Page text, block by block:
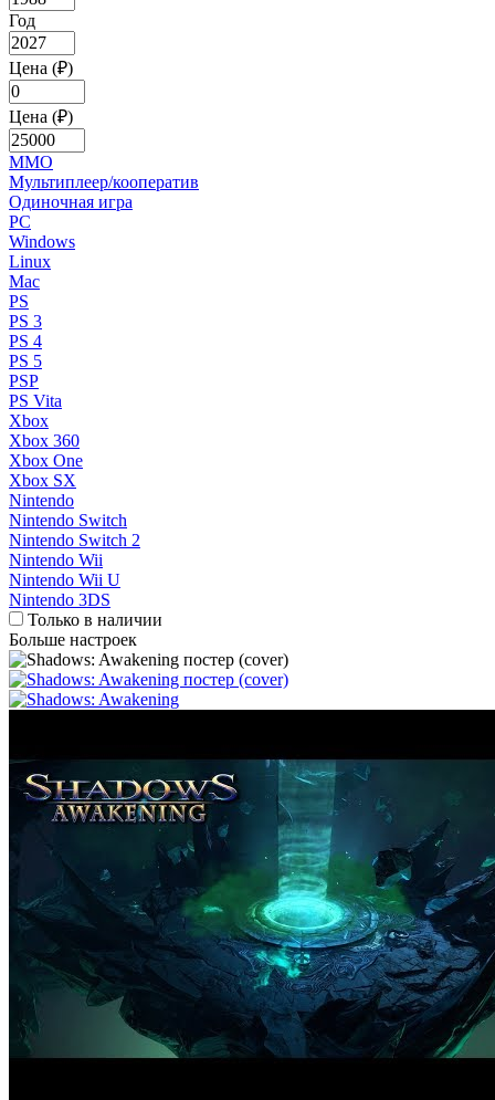
Год
Цена (₽)
Цена (₽)
MMO
Мультиплеер/кооператив
Одиночная игра
PC
Windows
Linux
Mac
PS
PS 3
PS 4
PS 5
PSP
PS Vita
Xbox
Xbox 360
Xbox One
Xbox SX
Nintendo
Nintendo Switch
Nintendo Switch 2
Nintendo Wii
Nintendo Wii U
Nintendo 3DS
Только в наличии
Больше настроек